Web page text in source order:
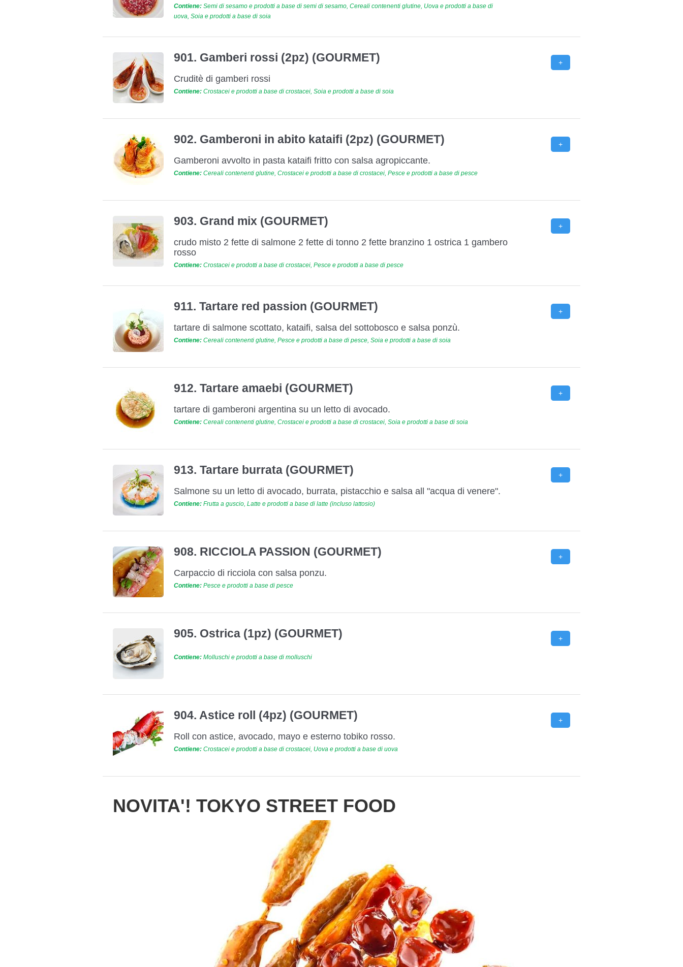
Contiene: Semi di sesamo e prodotti a base di semi di sesamo, Cereali contenenti glutine, Uova e prodotti a base di
uova, Soia e prodotti a base di soia
901. Gamberi rossi (2pz) (GOURMET)
Cruditè di gamberi rossi
Contiene: Crostacei e prodotti a base di crostacei, Soia e prodotti a base di soia
902. Gamberoni in abito kataifi (2pz) (GOURMET)
Gamberoni avvolto in pasta kataifi fritto con salsa agropiccante.
Contiene: Cereali contenenti glutine, Crostacei e prodotti a base di crostacei, Pesce e prodotti a base di pesce
903. Grand mix (GOURMET)
crudo misto 2 fette di salmone 2 fette di tonno 2 fette branzino 1 ostrica 1 gambero
rosso
Contiene: Crostacei e prodotti a base di crostacei, Pesce e prodotti a base di pesce
911. Tartare red passion (GOURMET)
tartare di salmone scottato, kataifi, salsa del sottobosco e salsa ponzù.
Contiene: Cereali contenenti glutine, Pesce e prodotti a base di pesce, Soia e prodotti a base di soia
912. Tartare amaebi (GOURMET)
tartare di gamberoni argentina su un letto di avocado.
Contiene: Cereali contenenti glutine, Crostacei e prodotti a base di crostacei, Soia e prodotti a base di soia
913. Tartare burrata (GOURMET)
Salmone su un letto di avocado, burrata, pistacchio e salsa all "acqua di venere".
Contiene: Frutta a guscio, Latte e prodotti a base di latte (incluso lattosio)
908. RICCIOLA PASSION (GOURMET)
Carpaccio di ricciola con salsa ponzu.
Contiene: Pesce e prodotti a base di pesce
905. Ostrica (1pz) (GOURMET)
Contiene: Molluschi e prodotti a base di molluschi
904. Astice roll (4pz) (GOURMET)
Roll con astice, avocado, mayo e esterno tobiko rosso.
Contiene: Crostacei e prodotti a base di crostacei, Uova e prodotti a base di uova
NOVITA'! TOKYO STREET FOOD